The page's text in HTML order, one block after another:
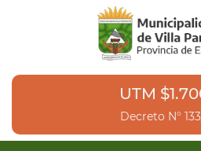
UTM
Decreto N°